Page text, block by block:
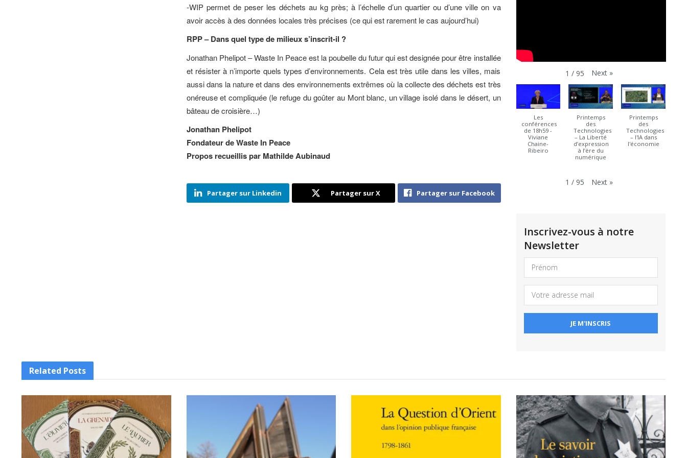
-WIP permet de peser les déchets au kg près; à l’échelle d’un quartier ou d’une ville on va
avoir accès à des données locales très précises (ce qui est rarement le cas aujourd’hui)
RPP – Dans quel type de milieux s’inscrit-il ?
Jonathan Phelipot – Waste In Peace est la poubelle du futur qui est designée pour être installée
et résister à n’importe quels types d’environnements. Cela est très utile dans les villes, mais
aussi dans la nature et dans des environnements extrêmes où la collecte des déchets est très
onéreuse et compliquée (le refuge du goûter au Mont blanc, un village isolé dans le désert, un
bâteau de croisière…)
Jonathan Phelipot
Fondateur de Waste In Peace
Propos recueillis par Mathilde Aubinaud
Partager sur Linkedin Partager sur X Partager sur Facebook
1 / 95 Next »
Les
conférences
de 18h59 -
Viviane
Chaine-
Ribeiro
Printemps
des
Technologies
– La Liberté
d’expression
à l’ère du
numérique
Printemps
des
Technologies
– l'IA dans
l'économie
1 / 95 Next »
Inscrivez-vous à notre
Newsletter
Related Posts